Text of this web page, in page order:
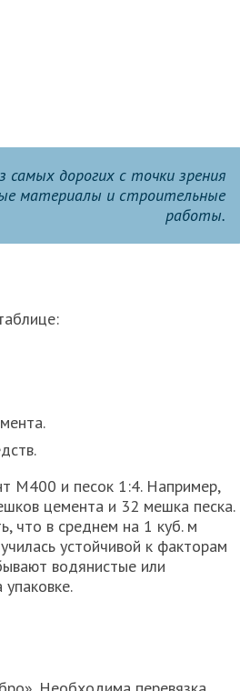
самых дорогих с точки зрения
материалы и строительные
работы.
М400 и песок 1:4. Например,
цемента и 32 мешка песка.
что в среднем на 1 куб. м
устойчивой к факторам
водянистые или